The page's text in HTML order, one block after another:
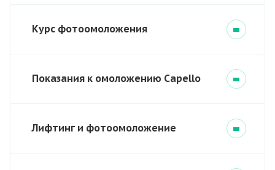
Курс фотоомоложения
Показания к омоложению Capello
Лифтинг и фотоомоложение